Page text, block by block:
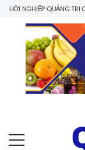
NGHIỆP QUẢNG TRỊ